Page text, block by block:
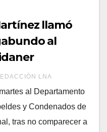
llamó
al
LNA
al Departamento
y Condenados de
tras no comparecer a